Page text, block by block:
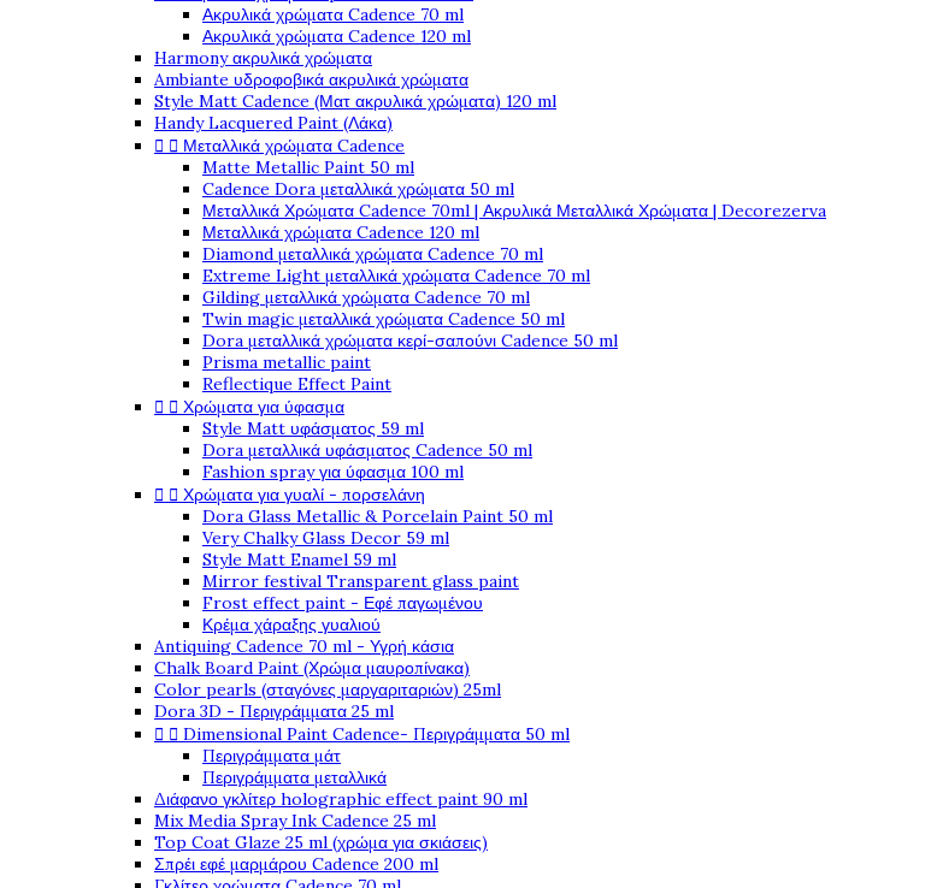
Ακρυλικά χρώματα Cadence 70 ml
Ακρυλικά χρώματα Cadence 120 ml
Harmony ακρυλικά χρώματα
Ambiante υδροφοβικά ακρυλικά χρώματα
Style Matt Cadence (Ματ ακρυλικά χρώματα) 120 ml
Handy Lacquered Paint (Λάκα)
  Μεταλλικά χρώματα Cadence
Matte Metallic Paint 50 ml
Cadence Dora μεταλλικά χρώματα 50 ml
Μεταλλικά Χρώματα Cadence 70ml | Ακρυλικά Μεταλλικά Χρώματα | Decorezerva
Μεταλλικά χρώματα Cadence 120 ml
Diamond μεταλλικά χρώματα Cadence 70 ml
Extreme Light μεταλλικά χρώματα Cadence 70 ml
Gilding μεταλλικά χρώματα Cadence 70 ml
Twin magic μεταλλικά χρώματα Cadence 50 ml
Dora μεταλλικά χρώματα κερί-σαπούνι Cadence 50 ml
Prisma metallic paint
Reflectique Effect Paint
  Χρώματα για ύφασμα
Style Matt υφάσματος 59 ml
Dora μεταλλικά υφάσματος Cadence 50 ml
Fashion spray για ύφασμα 100 ml
  Χρώματα για γυαλί - πορσελάνη
Dora Glass Metallic & Porcelain Paint 50 ml
Very Chalky Glass Decor 59 ml
Style Matt Enamel 59 ml
Mirror festival Transparent glass paint
Frost effect paint - Εφέ παγωμένου
Κρέμα χάραξης γυαλιού
Antiquing Cadence 70 ml - Υγρή κάσια
Chalk Board Paint (Χρώμα μαυροπίνακα)
Color pearls (σταγόνες μαργαριταριών) 25ml
Dora 3D - Περιγράμματα 25 ml
  Dimensional Paint Cadence- Περιγράμματα 50 ml
Περιγράμματα μάτ
Περιγράμματα μεταλλικά
Διάφανο γκλίτερ holographic effect paint 90 ml
Mix Media Spray Ink Cadence 25 ml
Top Coat Glaze 25 ml (χρώμα για σκιάσεις)
Σπρέι εφέ μαρμάρου Cadence 200 ml